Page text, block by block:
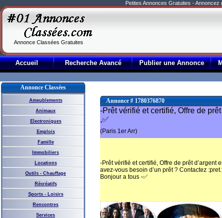
Petites Annonces Gratuites -
Annonce Classées Gratuites
Accueil Recherche Avancé Publier une Annonce
Annonce Classées
Ameublements
Animaux
Electroniques
Emplois
Famille
Immobiliers
Locations
Outils - Chauffage
Récréatifs
Sports - Loisirs
Rencontres
Services
Annonce # 1780376870
-Prêt vérifié et certifié, Offre de
,✅
(Paris 1er Arr)
-Prêt vérifié et certifié, Offre de prêt d’argent
avez-vous besoin d’un prêt ? Contactez
Bonjour a tous -✅